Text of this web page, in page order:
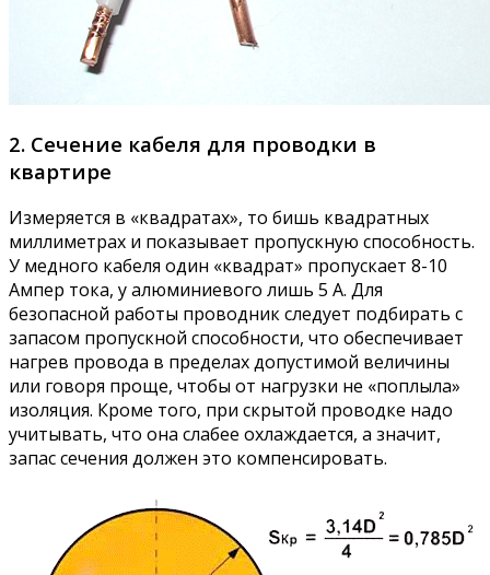
2. Сечение кабеля для проводки в
квартире
Измеряется в «квадратах», то бишь квадратных
миллиметрах и показывает пропускную способность.
У медного кабеля один «квадрат» пропускает 8-10
Ампер тока, у алюминиевого лишь 5 А. Для
безопасной работы проводник следует подбирать с
запасом пропускной способности, что обеспечивает
нагрев провода в пределах допустимой величины
или говоря проще, чтобы от нагрузки не «поплыла»
изоляция. Кроме того, при скрытой проводке надо
учитывать, что она слабее охлаждается, а значит,
запас сечения должен это компенсировать.